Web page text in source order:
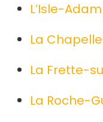
L’Isle-Adam
La
La Frette-
La Roche-